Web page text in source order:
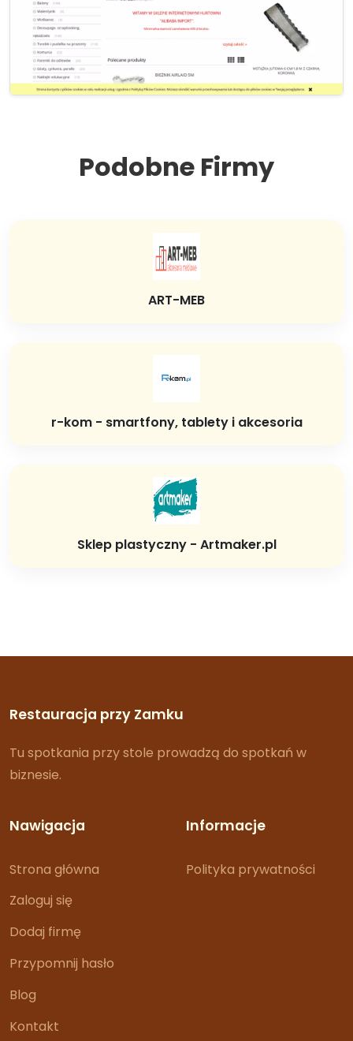
Podobne Firmy
ART-MEB
r-kom - smartfony, tablety i akcesoria
Sklep plastyczny - Artmaker.pl
Restauracja przy Zamku
Tu spotkania przy stole prowadzą do spotkań w
biznesie.
Nawigacja
Strona główna
Zaloguj się
Dodaj firmę
Przypomnij hasło
Blog
Kontakt
Informacje
Polityka prywatności